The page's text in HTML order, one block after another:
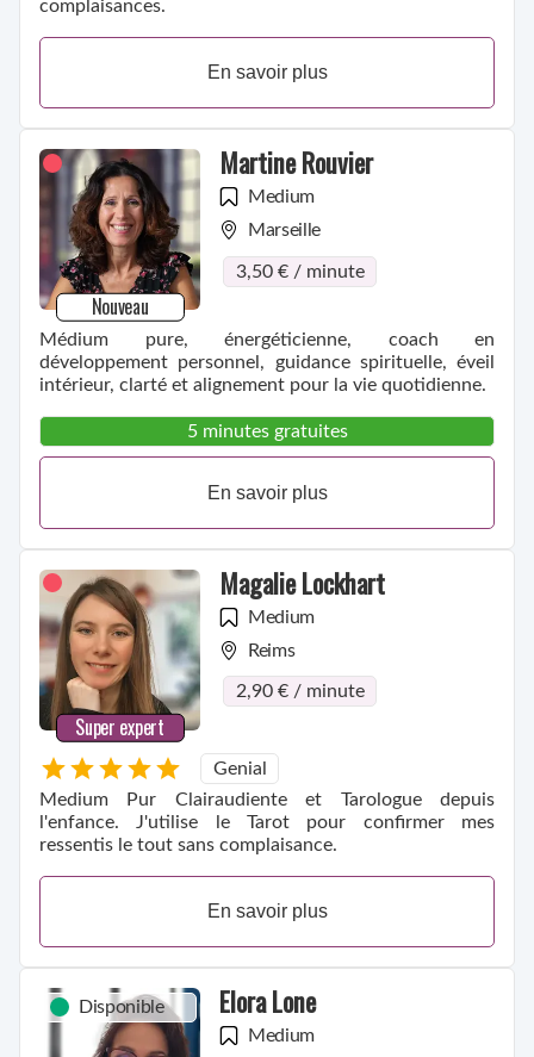
complaisances.
En savoir plus
Nouveau
Martine Rouvier
Medium
Marseille
3,50 € / minute
Médium pure, énergéticienne, coach en
développement personnel, guidance spirituelle, éveil
intérieur, clarté et alignement pour la vie quotidienne.
5 minutes gratuites
En savoir plus
Super expert
Magalie Lockhart
Medium
Reims
2,90 € / minute
Genial
Medium Pur Clairaudiente et Tarologue depuis
l'enfance. J'utilise le Tarot pour confirmer mes
ressentis le tout sans complaisance.
En savoir plus
Disponible Elora Lone
Medium